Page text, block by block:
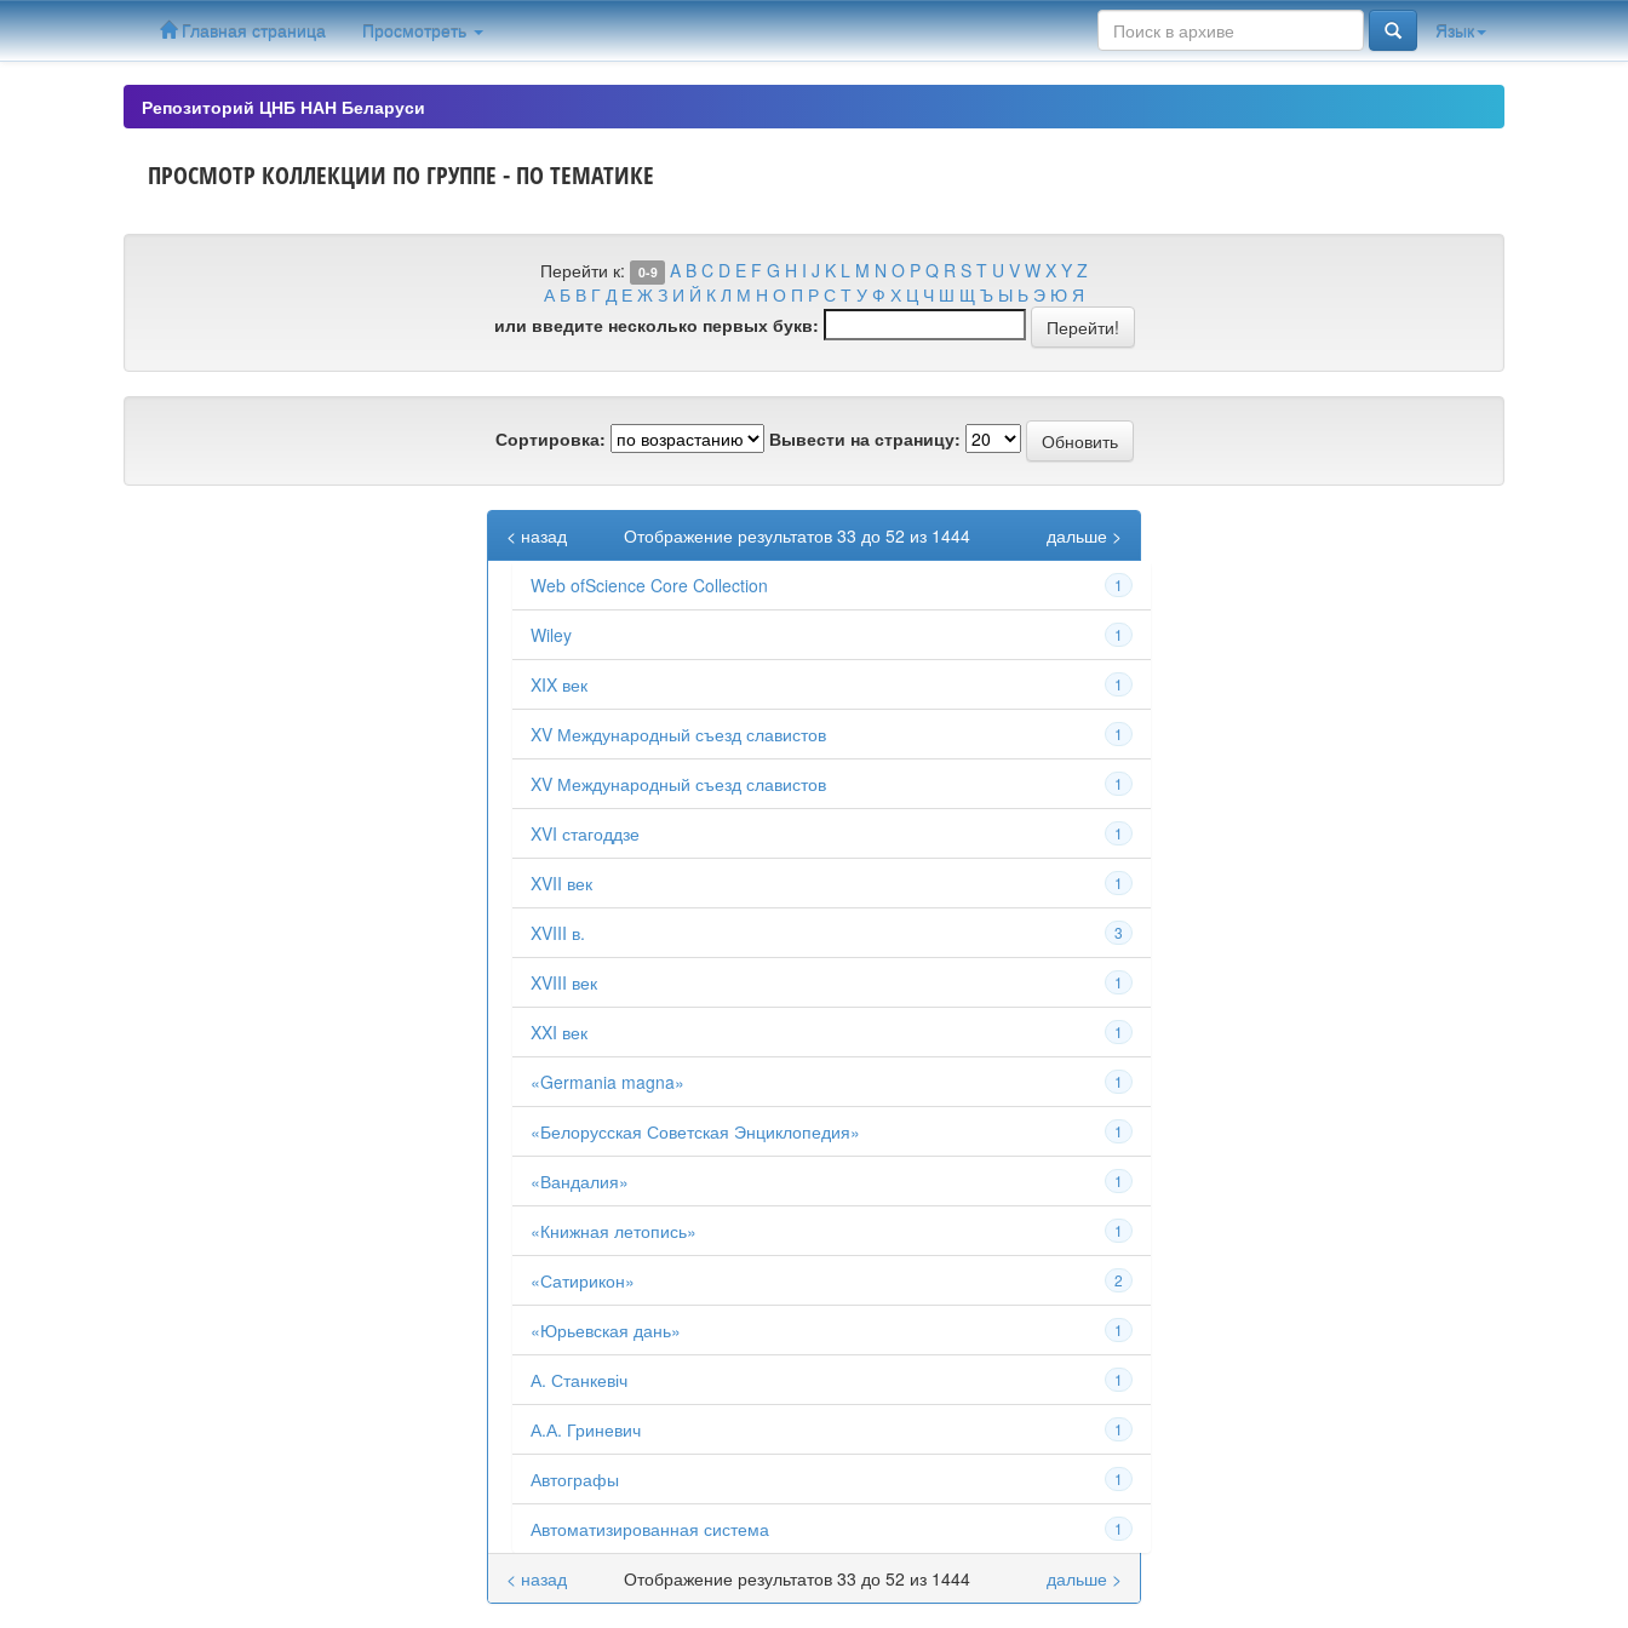
Skip
navigation
Главная страница Просмотреть Язык
Репозиторий ЦНБ НАН Беларуси
ПРОСМОТР КОЛЛЕКЦИИ ПО ГРУППЕ - ПО ТЕМАТИКЕ
Перейти к: 0-9 A B C D E F G H I J K L M N O P Q R S T U V W X Y Z
А Б В Г Д Е Ж З И Й К Л М Н О П Р С Т У Ф Х Ц Ч Ш Щ Ъ Ы Ь Э Ю Я
или введите несколько первых букв:
Сортировка: Вывести на страницу:
Отображение результатов 33 до 52 из 1444
< назад дальше >
Web ofScience Core Collection 1
Wiley 1
XIX век 1
XV Международный съезд славистов 1
XV Международный съезд славистов 1
XVI стагоддзе 1
XVII век 1
XVIII в. 3
XVIII век 1
XXI век 1
«Germania magna» 1
«Белорусская Советская Энциклопедия» 1
«Вандалия» 1
«Книжная летопись» 1
«Сатирикон» 2
«Юрьевская дань» 1
А. Станкевіч 1
А.А. Гриневич 1
Автографы 1
Автоматизированная система 1
Отображение результатов 33 до 52 из 1444
< назад дальше >